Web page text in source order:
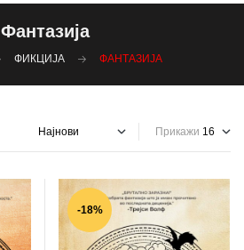
Фантазија
ФИКЦИЈА ФАНТАЗИЈА
Прикажи
-18%